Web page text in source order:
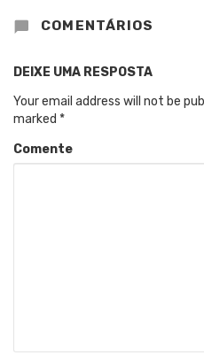
COMENTÁRIOS
DEIXE UMA RESPOSTA
Your email address will not be
marked *
Comente